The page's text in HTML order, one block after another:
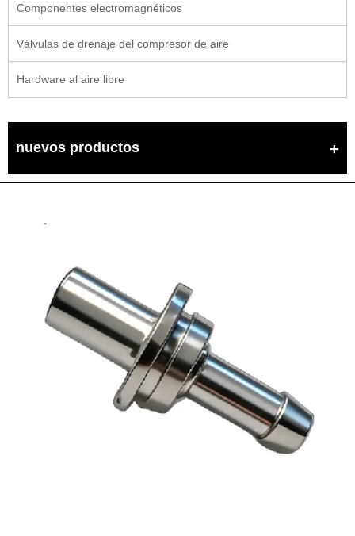
Componentes electromagnéticos
Válvulas de drenaje del compresor de aire
Hardware al aire libre
nuevos productos